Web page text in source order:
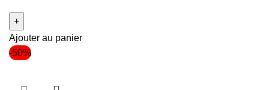
Ajouter au panier
-50%